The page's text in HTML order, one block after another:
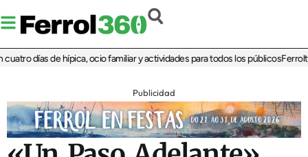
días de hípica, ocio familiar y actividades para todos los públicos
Publicidad